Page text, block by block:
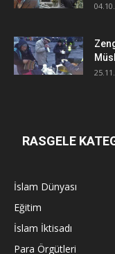
RASGELE
İslam Dünyası
Eğitim
İslam İktisadı
Para Örgütleri